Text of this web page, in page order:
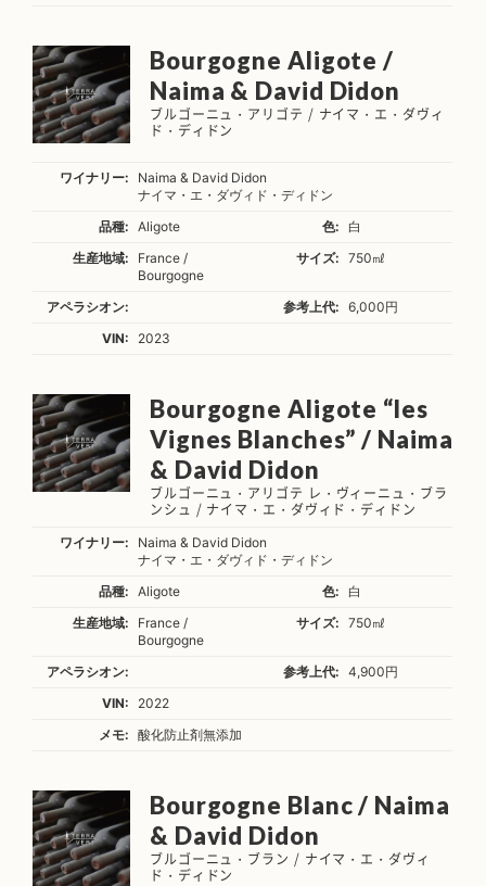
Bourgogne Aligote /
Naima & David Didon
ブルゴーニュ・アリゴテ / ナイマ・エ・ダヴィ
ド・ディドン
ワイナリー:
Naima & David Didon
ナイマ・エ・ダヴィド・ディドン
品種:
Aligote 色:
白
生産地域:
France /
Bourgogne
サイズ: 750㎖
アペラシオン: 参考上代:
6,000円
VIN:
2023
Bourgogne Aligote “les
Vignes Blanches” / Naima
& David Didon
ブルゴーニュ・アリゴテ レ・ヴィーニュ・ブラ
ンシュ / ナイマ・エ・ダヴィド・ディドン
ワイナリー:
Naima & David Didon
ナイマ・エ・ダヴィド・ディドン
品種:
Aligote 色:
白
生産地域:
France /
Bourgogne
サイズ: 750㎖
アペラシオン: 参考上代:
4,900円
VIN:
2022
メモ:
酸化防止剤無添加
Bourgogne Blanc / Naima
& David Didon
ブルゴーニュ・ブラン / ナイマ・エ・ダヴィ
ド・ディドン